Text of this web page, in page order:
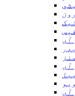
آی
آی
آی